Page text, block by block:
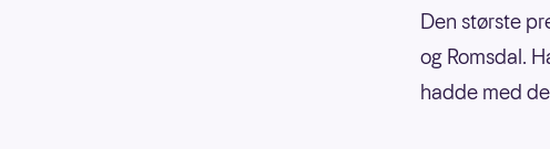
Den største
og Romsdal.
hadde med